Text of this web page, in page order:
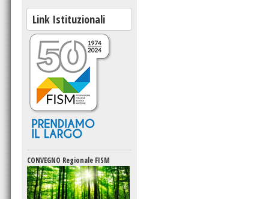
Link Istituzionali
CONVEGNO Regionale FISM